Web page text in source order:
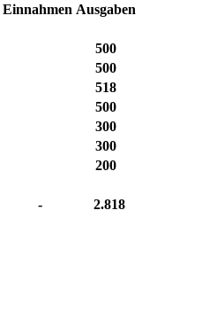
Einnahmen Ausgaben
500
500
518
500
300
300
200
-
2.818